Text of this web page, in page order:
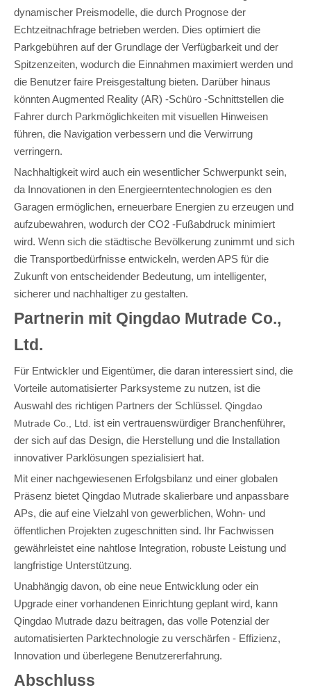
dynamischer Preismodelle, die durch Prognose der
Echtzeitnachfrage betrieben werden. Dies optimiert die
Parkgebühren auf der Grundlage der Verfügbarkeit und der
Spitzenzeiten, wodurch die Einnahmen maximiert werden und
die Benutzer faire Preisgestaltung bieten. Darüber hinaus
könnten Augmented Reality (AR) -Schüro -Schnittstellen die
Fahrer durch Parkmöglichkeiten mit visuellen Hinweisen
führen, die Navigation verbessern und die Verwirrung
verringern.
Nachhaltigkeit wird auch ein wesentlicher Schwerpunkt sein,
da Innovationen in den Energieerntentechnologien es den
Garagen ermöglichen, erneuerbare Energien zu erzeugen und
aufzubewahren, wodurch der CO2 -Fußabdruck minimiert
wird. Wenn sich die städtische Bevölkerung zunimmt und sich
die Transportbedürfnisse entwickeln, werden APS für die
Zukunft von entscheidender Bedeutung, um intelligenter,
sicherer und nachhaltiger zu gestalten.
Partnerin mit Qingdao Mutrade Co.,
Ltd.
Für Entwickler und Eigentümer, die daran interessiert sind, die
Vorteile automatisierter Parksysteme zu nutzen, ist die
Auswahl des richtigen Partners der Schlüssel. Qingdao
Mutrade Co., Ltd. ist ein vertrauenswürdiger Branchenführer,
der sich auf das Design, die Herstellung und die Installation
innovativer Parklösungen spezialisiert hat.
Mit einer nachgewiesenen Erfolgsbilanz und einer globalen
Präsenz bietet Qingdao Mutrade skalierbare und anpassbare
APs, die auf eine Vielzahl von gewerblichen, Wohn- und
öffentlichen Projekten zugeschnitten sind. Ihr Fachwissen
gewährleistet eine nahtlose Integration, robuste Leistung und
langfristige Unterstützung.
Unabhängig davon, ob eine neue Entwicklung oder ein
Upgrade einer vorhandenen Einrichtung geplant wird, kann
Qingdao Mutrade dazu beitragen, das volle Potenzial der
automatisierten Parktechnologie zu verschärfen - Effizienz,
Innovation und überlegene Benutzererfahrung.
Abschluss